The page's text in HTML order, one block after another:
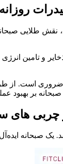
روزانه
نقش طلایی
و تامین
است. از
بر بهبود
چربی های